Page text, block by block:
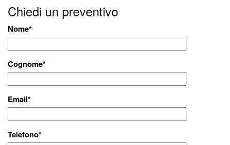
Chiedi un preventivo
Nome*
Cognome*
Email*
Telefono*